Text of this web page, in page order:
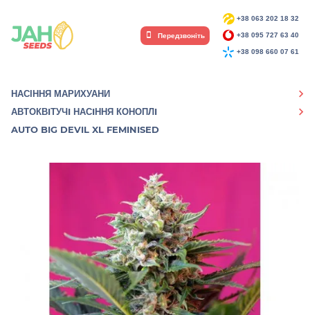
+38 063 202 18 32
+38 095 727 63 40
+38 098 660 07 61
Передзвоніть
НАСІННЯ МАРИХУАНИ
АВТОКВIТУЧI НАСIННЯ КОНОПЛI
AUTO BIG DEVIL XL FEMINISED